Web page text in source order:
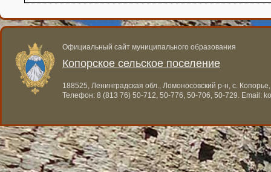
Официальный сайт муниципального образования
Копорское сельское поселение
188525, Ленинградская обл., Ломоносовский р-н, с. Копорье,
Телефон: 8 (813 76) 50-712, 50-776, 50-706, 50-729 . Email: